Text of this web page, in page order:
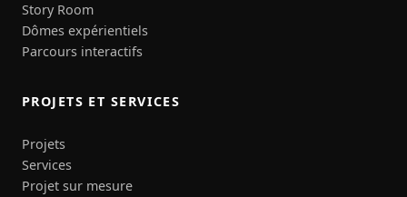
Story Room
Dômes expérientiels
Parcours interactifs
PROJETS ET SERVICES
Projets
Services
Projet sur mesure